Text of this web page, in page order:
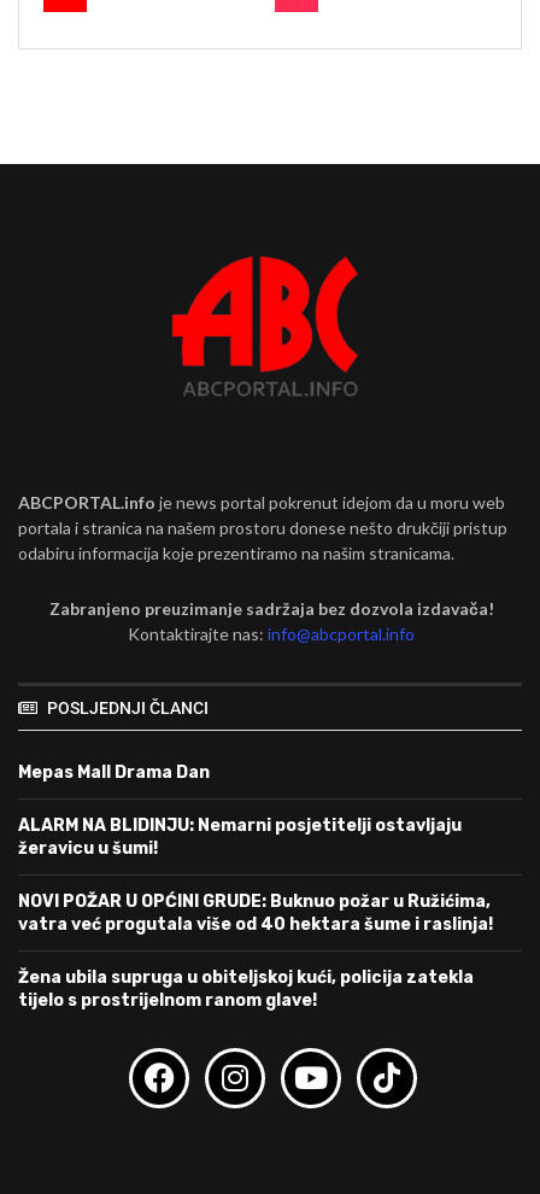
ABCPORTAL.info je news portal pokrenut idejom da u moru web
portala i stranica na našem prostoru donese nešto drukčiji pristup
odabiru informacija koje prezentiramo na našim stranicama.
Zabranjeno preuzimanje sadržaja bez dozvola izdavača!
Kontaktirajte nas:info@abcportal.info
POSLJEDNJI ČLANCI
Mepas Mall Drama Dan
ALARM NA BLIDINJU: Nemarni posjetitelji ostavljaju
žeravicu u šumi!
NOVI POŽAR U OPĆINI GRUDE: Buknuo požar u Ružićima,
vatra već progutala više od 40 hektara šume i raslinja!
Žena ubila supruga u obiteljskoj kući, policija zatekla
tijelo s prostrijelnom ranom glave!